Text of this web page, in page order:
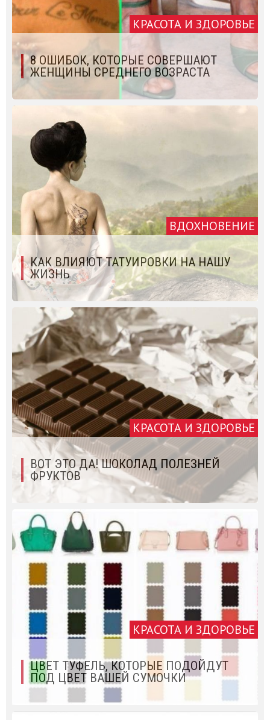
КРАСОТА И ЗДОРОВЬЕ
8 ОШИБОК, КОТОРЫЕ СОВЕРШАЮТ
ЖЕНЩИНЫ СРЕДНЕГО ВОЗРАСТА
ВДОХНОВЕНИЕ
КАК ВЛИЯЮТ ТАТУИРОВКИ НА НАШУ
ЖИЗНЬ
КРАСОТА И ЗДОРОВЬЕ
ВОТ ЭТО ДА! ШОКОЛАД ПОЛЕЗНЕЙ
ФРУКТОВ
КРАСОТА И ЗДОРОВЬЕ
ЦВЕТ ТУФЕЛЬ, КОТОРЫЕ ПОДОЙДУТ
ПОД ЦВЕТ ВАШЕЙ СУМОЧКИ